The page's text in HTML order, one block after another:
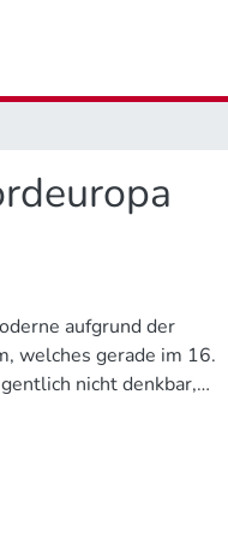
aufgrund der
welches gerade im 16.
nicht denkbar,
in der
noch durch ein
statt; im
monarchischen